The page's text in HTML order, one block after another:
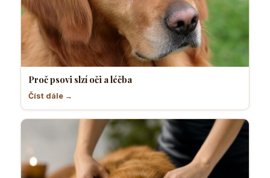
Proč psovi slzí oči a léčba
Číst dále →